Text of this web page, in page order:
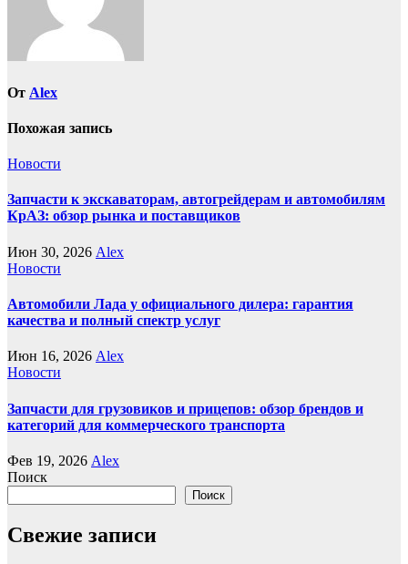
От Alex
Похожая запись
Новости
Запчасти к экскаваторам, автогрейдерам и автомобилям
КрАЗ: обзор рынка и поставщиков
Июн 30, 2026 Alex
Новости
Автомобили Лада у официального дилера: гарантия
качества и полный спектр услуг
Июн 16, 2026 Alex
Новости
Запчасти для грузовиков и прицепов: обзор брендов и
категорий для коммерческого транспорта
Фев 19, 2026 Alex
Поиск
Поиск
Свежие записи